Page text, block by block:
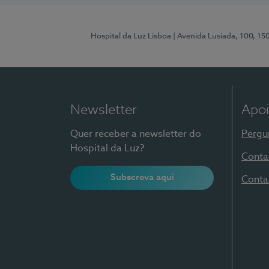
Hospital da Luz Lisboa | Avenida Lusíada, 100,
Newsletter
Quer receber a newsletter do
Hospital da Luz?
Subscreva aqui